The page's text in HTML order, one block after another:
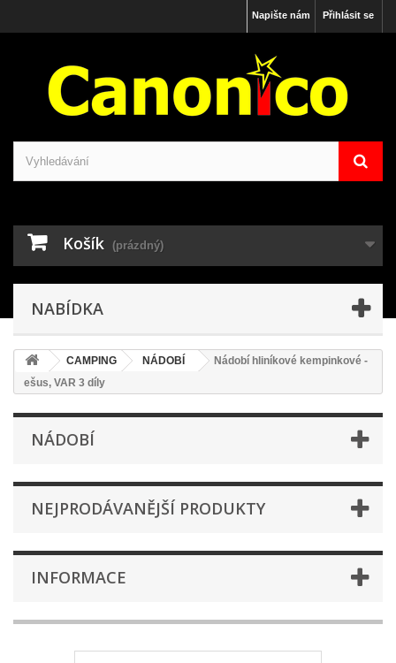
Přihlásit se
Napište nám
Košík (prázdný)
NABÍDKA
CAMPING NÁDOBÍ
Nádobí hliníkové kempinkové -
ešus, VAR 3 díly
NÁDOBÍ
NEJPRODÁVANĚJŠÍ PRODUKTY
INFORMACE